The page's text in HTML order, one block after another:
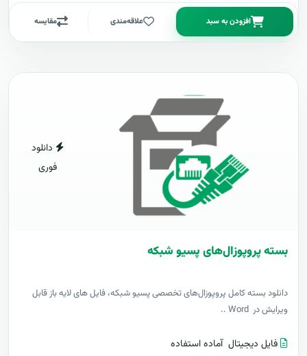
افزودن به سبد علاقه‌مندی مقایسه
دانلود
فوری
بسته پروپوزال‌های پسیو شبکه
دانلود بسته کامل پروپوزال‌های تخصصی پسیو شبکه، فایل های لایه باز قابل
ویرایش در Word ..
فایل دیجیتال آماده استفاده